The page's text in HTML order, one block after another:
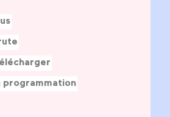
programmation